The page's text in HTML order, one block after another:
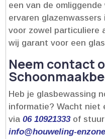
een van de
ervaren
voor zowel particuliere
wij garant voor een
Neem contact
Heb je glasbewassing
informatie? Wacht niet
via06 10921333of stuur
info@houweling-